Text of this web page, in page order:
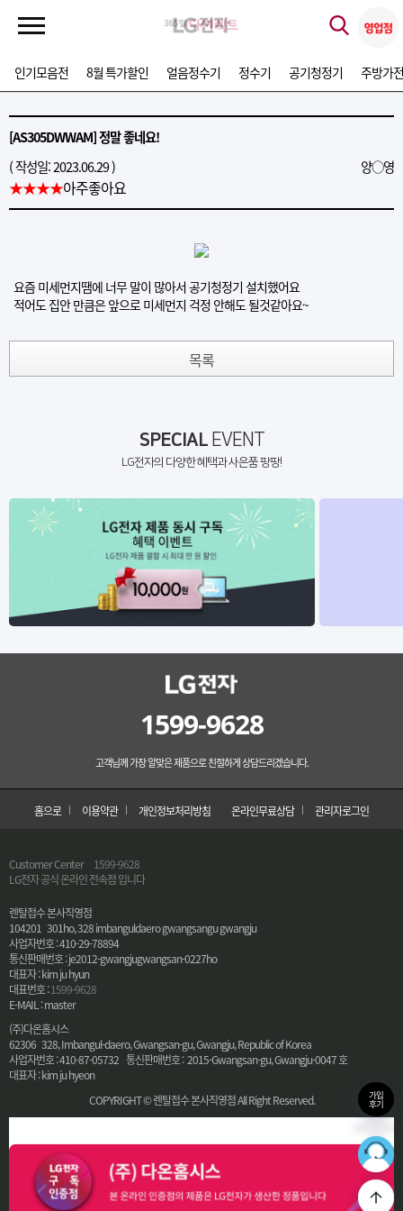
인기모음전 8월 특가할인 얼음정수기 정수기 공기청정기 주방가전
[AS305DWWAM] 정말 좋네요!
( 작성일: 2023.06.29 )
양○영
★★★★아주좋아요
요즘 미세먼지땜에 너무 말이 많아서 공기청정기 설치했어요
적어도 집안 만큼은 앞으로 미세먼지 걱정 안해도 될것같아요~
목록
SPECIALEVENT
LG전자의 다양한 혜택과 사은품 팡팡!
1599-9628
고객님께 가장 알맞은 제품으로 친절하게 상담드리겠습니다.
홈으로 이용약관 개인정보처리방침 온라인무료상담 관리자로그인
Customer Center
1599-9628
LG전자 공식 온라인 전속점 입니다
렌탈접수 본사직영점
104201 301ho, 328 imbanguldaero gwangsangu gwangju
사업자번호 : 410-29-78894
통신판매번호 : je2012-gwangjugwangsan-0227ho
대표자 : kim ju hyun
대표번호 :1599-9628
E-MAIL : master
(주)다온홈시스
62306 328, Imbangul-daero, Gwangsan-gu, Gwangju, Republic of Korea
사업자번호 : 410-87-05732 통신판매번호 : 2015-Gwangsan-gu, Gwangju-0047 호
대표자 : kim ju hyeon
COPYRIGHT © 렌탈접수 본사직영점 All Right Reserved.
가입
후기
365
최적